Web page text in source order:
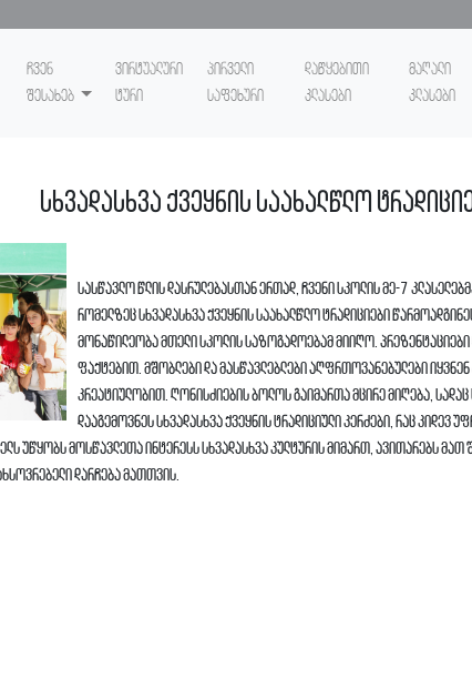
ჩვენ
შესახებ
ვირტუალური
ტური
პირველი
საფეხური
დაწყებითი
კლასები
მაღალი
კლასები
სხვადასხვა ქვეყნის საახალწლო
სასწავლო წლის დასრულებასთან ერთად, ჩვენი სკოლის მე-7
რომელზეც სხვადასხვა ქვეყნის საახალწლო ტრადიციები
მონაწილეობა მთელი სკოლის საზოგადოებამ მიიღო.
ფაქტებით. მშობლები და მასწავლებლები აღფრთოვანებულები
კრეატიულობით. ღონისძიების ბოლოს გაიმართა მცირე მიღება,
დააგემოვნეს სხვადასხვა ქვეყნის ტრადიციული კერძები, რაც
უწყობს მოსწავლეთა ინტერესს სხვადასხვა კულტურის მიმართ, ავითარებს
დარჩება მათთვის.